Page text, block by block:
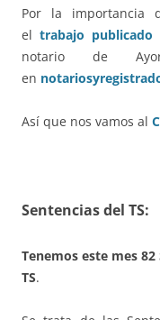
Por la importancia
el trabajo publicado
notario de
en
Así que nos vamos al
Sentencias del TS:
Tenemos este mes 82
TS.